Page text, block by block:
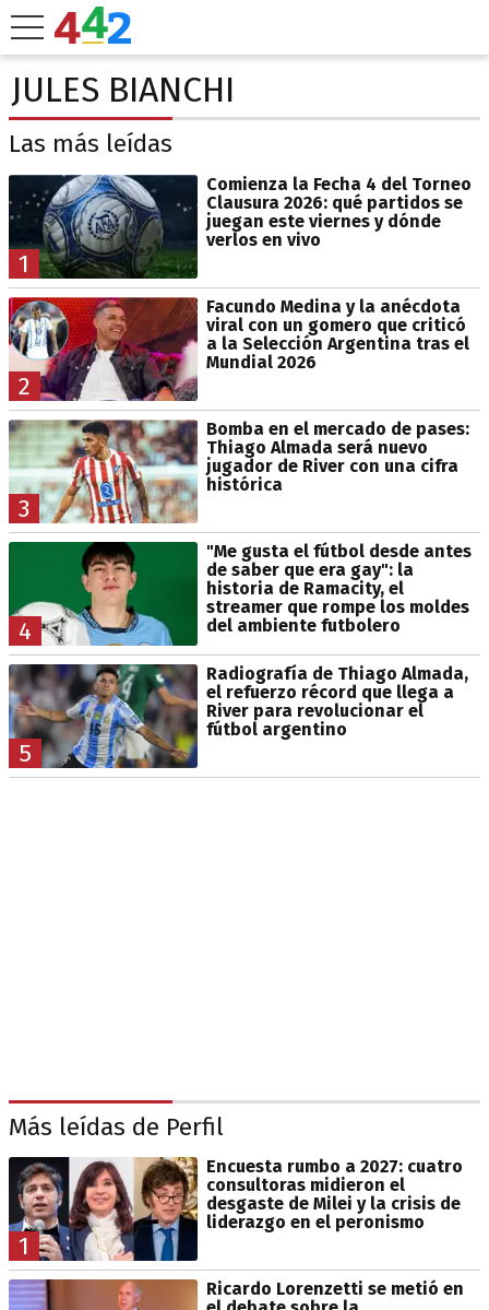
JULES BIANCHI
Las más leídas
1
Comienza la Fecha 4 del Torneo
Clausura 2026: qué partidos se
juegan este viernes y dónde
verlos en vivo
2
Facundo Medina y la anécdota
viral con un gomero que criticó
a la Selección Argentina tras el
Mundial 2026
3
Bomba en el mercado de pases:
Thiago Almada será nuevo
jugador de River con una cifra
histórica
4
"Me gusta el fútbol desde antes
de saber que era gay": la
historia de Ramacity, el
streamer que rompe los moldes
del ambiente futbolero
5
Radiografía de Thiago Almada,
el refuerzo récord que llega a
River para revolucionar el
fútbol argentino
Más leídas de Perfil
1
Encuesta rumbo a 2027: cuatro
consultoras midieron el
desgaste de Milei y la crisis de
liderazgo en el peronismo
Ricardo Lorenzetti se metió en